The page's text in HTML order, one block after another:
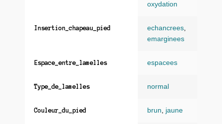
oxydation
Insertion_chapeau_pied echancrees,
emarginees
Espace_entre_lamelles espacees
Type_de_lamelles normal
Couleur_du_pied brun, jaune